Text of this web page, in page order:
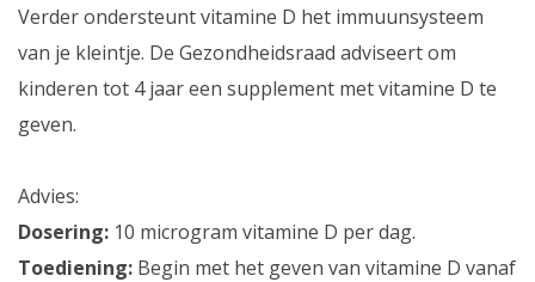
Verder ondersteunt vitamine D het immuunsysteem
van je kleintje. De Gezondheidsraad adviseert om
kinderen tot 4 jaar een supplement met vitamine D te
geven.
Advies:
Dosering: 10 microgram vitamine D per dag.
Toediening: Begin met het geven van vitamine D vanaf